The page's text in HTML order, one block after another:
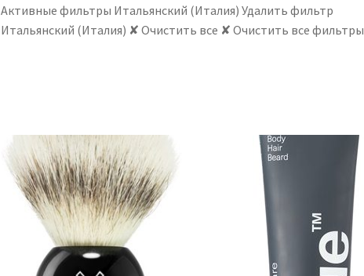
Активные фильтры Итальянский (Италия) Удалить фильтр
Итальянский (Италия) ✘ Очистить все ✘ Очистить все фильтры